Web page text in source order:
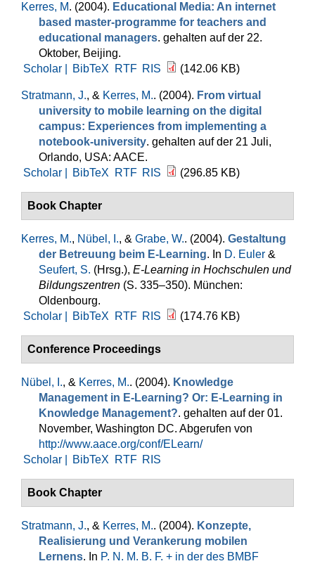
Kerres, M. (2004). Educational Media: An internet
based master-programme for teachers and
educational managers. gehalten auf der 22.
Oktober, Beijing.
Scholar |
BibTeX RTF RIS (142.06 KB)
Stratmann, J., & Kerres, M.. (2004). From virtual
university to mobile learning on the digital
campus: Experiences from implementing a
notebook-university. gehalten auf der 21 Juli,
Orlando, USA: AACE.
Scholar |
BibTeX RTF RIS (296.85 KB)
Book Chapter
Kerres, M., Nübel, I., & Grabe, W.. (2004). Gestaltung
der Betreuung beim E-Learning. In D. Euler &
Seufert, S. (Hrsg.), E-Learning in Hochschulen und
Bildungszentren (S. 335–350). München:
Oldenbourg.
Scholar |
BibTeX RTF RIS (174.76 KB)
Conference Proceedings
Nübel, I., & Kerres, M.. (2004). Knowledge
Management in E-Learning? Or: E-Learning in
Knowledge Management?. gehalten auf der 01.
November, Washington DC. Abgerufen von
http://www.aace.org/conf/ELearn/
Scholar |
BibTeX RTF RIS
Book Chapter
Stratmann, J., & Kerres, M.. (2004). Konzepte,
Realisierung und Verankerung mobilen
Lernens. In P. N. M. B. F. + in der des BMBF